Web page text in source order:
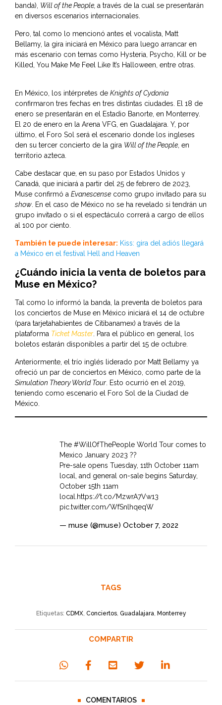
banda), Will of the People, a través de la cual se presentarán
en diversos escenarios internacionales.
Pero, tal como lo mencionó antes el vocalista, Matt
Bellamy, la gira iniciará en México para luego arrancar en
más escenario con temas como Hysteria, Psycho, Kill or be
Killed, You Make Me Feel Like It’s Halloween, entre otras.
En México, los intérpretes de Knights of Cydonia
confirmaron tres fechas en tres distintas ciudades. El 18 de
enero se presentarán en el Estadio Banorte, en Monterrey.
El 20 de enero en la Arena VFG, en Guadalajara. Y, por
último, el Foro Sol será el escenario donde los ingleses
den su tercer concierto de la gira Will of the People, en
territorio azteca.
Cabe destacar que, en su paso por Estados Unidos y
Canadá, que iniciará a partir del 25 de febrero de 2023,
Muse confirmó a Evanescense como grupo invitado para su
show. En el caso de México no se ha revelado si tendrán un
grupo invitado o si el espectáculo correrá a cargo de ellos
al 100 por ciento.
También te puede interesar: Kiss: gira del adiós llegará
a México en el festival Hell and Heaven
¿Cuándo inicia la venta de boletos para
Muse en México?
Tal como lo informó la banda, la preventa de boletos para
los conciertos de Muse en México iniciará el 14 de octubre
(para tarjetahabientes de Citibanamex) a través de la
plataforma Ticket Master. Para el público en general, los
boletos estarán disponibles a partir del 15 de octubre.
Anteriormente, el trío inglés liderado por Matt Bellamy ya
ofreció un par de conciertos en México, como parte de la
Simulation Theory World Tour. Esto ocurrió en el 2019,
teniendo como escenario el Foro Sol de la Ciudad de
México.
The #WillOfThePeople World Tour comes to
Mexico January 2023 ??
Pre-sale opens Tuesday, 11th October 11am
local, and general on-sale begins Saturday,
October 15th 11am
local.https://t.co/MzwrA7Vw13
pic.twitter.com/WfSnlhqeqW
— muse (@muse) October 7, 2022
TAGS
Etiquetas: CDMX, Conciertos, Guadalajara, Monterrey
COMPARTIR
COMENTARIOS